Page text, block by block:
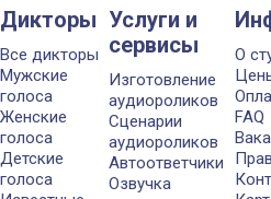
Дикторы
Все дикторы
Мужские
голоса
Женские
голоса
Детские
голоса
Услуги и
сервисы
Изготовление
аудиороликов
Сценарии
аудиороликов
Автоответчики
Озвучка
О
FAQ